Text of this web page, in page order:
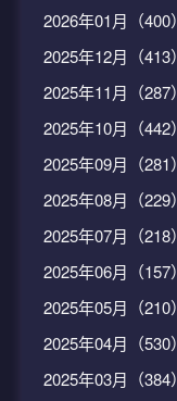
2026年01月（400）
2025年12月（413）
2025年11月（287）
2025年10月（442）
2025年09月（281）
2025年08月（229）
2025年07月（218）
2025年06月（157）
2025年05月（210）
2025年04月（530）
2025年03月（384）